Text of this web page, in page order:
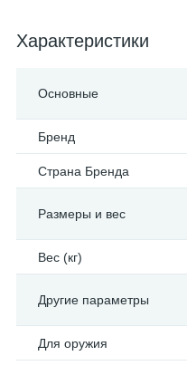
Характеристики
Основные
Бренд
Страна Бренда
Размеры и вес
Вес (кг)
Другие параметры
Для оружия